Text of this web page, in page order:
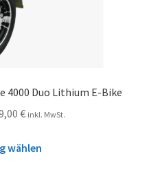
4000 Duo Lithium E-Bike
€ inkl. MwSt.
wählen